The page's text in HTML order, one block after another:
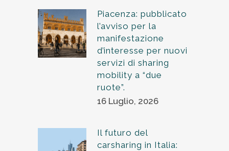
Piacenza: pubblicato
l’avviso per la
manifestazione
d’interesse per nuovi
servizi di sharing
mobility a “due
ruote”.
16 Luglio, 2026
Il futuro del
carsharing in Italia: